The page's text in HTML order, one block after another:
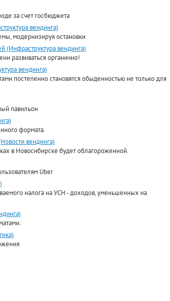
за счет госбюджета
вендинга)
модернизируя остановки
(Инфраструктура вендинга)
развиваться органично!
вендинга)
постепенно становятся обыденностью не только для
павильон
формата.
вендинга)
в Новосибирске будет облагороженной.
Uber
налога на УСН - доходов, уменьшенных на